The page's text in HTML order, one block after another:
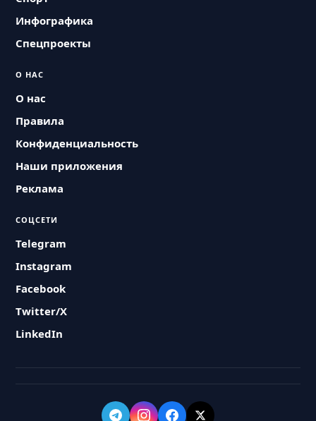
Инфографика
Спецпроекты
О НАС
О нас
Правила
Конфиденциальность
Наши приложения
Реклама
СОЦСЕТИ
Telegram
Instagram
Facebook
Twitter/X
LinkedIn